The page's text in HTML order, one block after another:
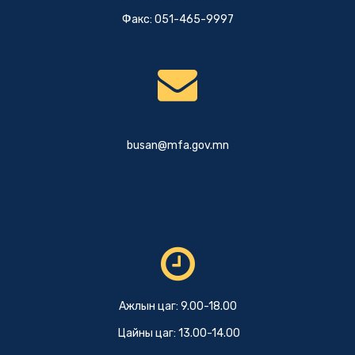
Факс: 051-465-9997
busan@mfa.gov.mn
Ажлын цаг: 9.00-18.00
Цайны цаг: 13.00-14.00